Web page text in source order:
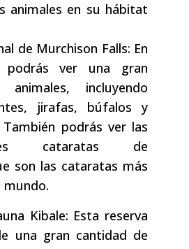
animales en su hábitat
de Murchison Falls: En
podrás ver una gran
incluyendo
jirafas, búfalos y
podrás ver las
cataratas de
son las cataratas más
mundo.
Kibale: Esta reserva
una gran cantidad de